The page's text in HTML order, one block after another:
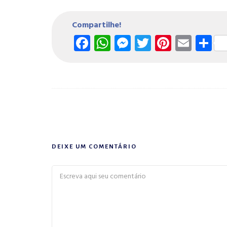
Compartilhe!
Facebook
WhatsApp
Messenger
Twitter
DEIXE UM COMENTÁRIO